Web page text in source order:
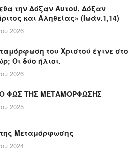
την Δόξαν Αυτού, Δόξαν
και Αληθείας» (Ιωάν.1,14)
2026
του Χριστού έγινε στο
Οι δύο ήλιοι.
2026
ΦΩΣ ΤΗΣ ΜΕΤΑΜΟΡΦΩΣΗΣ
2025
Μεταμόρφωσης
2024